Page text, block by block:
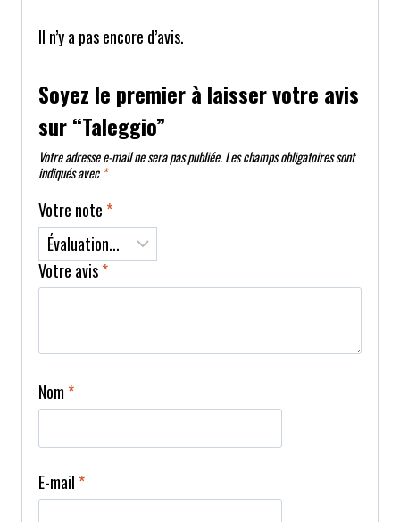
Il n’y a pas encore d’avis.
Soyez le premier à laisser votre avis
sur “Taleggio”
Votre adresse e-mail ne sera pas publiée.Les champs obligatoires sont
indiqués avec *
Votre note *
Votre avis*
Nom *
E-mail *